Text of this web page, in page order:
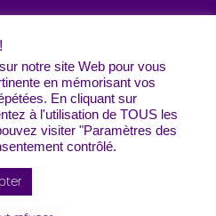
Évènements
CGUCrédits
notre site Web pour vous
en mémorisant vos
En cliquant sur
à l'utilisation de TOUS les
visiter "Paramètres des
contrôlé.